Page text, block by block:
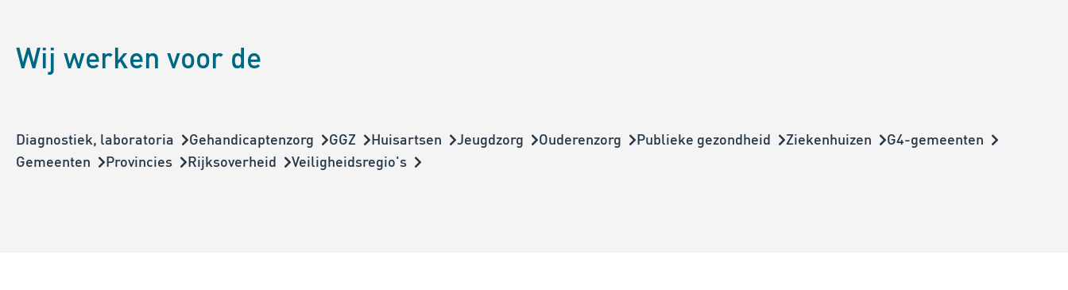
Wij werken voor de
Diagnostiek, laboratoria Gehandicaptenzorg GGZ Huisartsen Jeugdzorg Ouderenzorg Publieke gezondheid Ziekenhuizen
G4-gemeenten
Gemeenten
Provincies Rijksoverheid Veiligheidsregio's